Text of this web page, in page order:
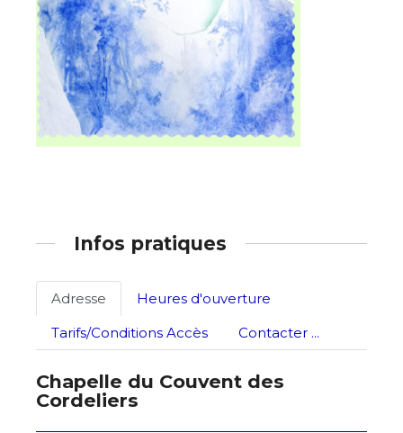
Nom
Prénom
Adresse email*
Prénom
Statut / Organisation
Infos pratiques
Adresse
Heures d'ouverture
Tarifs/Conditions Accès
Contacter ...
Chapelle du Couvent des
Cordeliers